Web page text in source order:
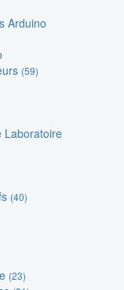
Arduino
(59)
Laboratoire
(40)
(23)